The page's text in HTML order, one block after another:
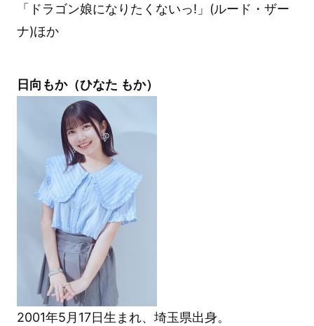
「ドラゴン娘になりたくないっ!」(ルード・ザー
ナ)ほか
日向もか（ひなた もか）
2001年5月17日生まれ、埼玉県出身。